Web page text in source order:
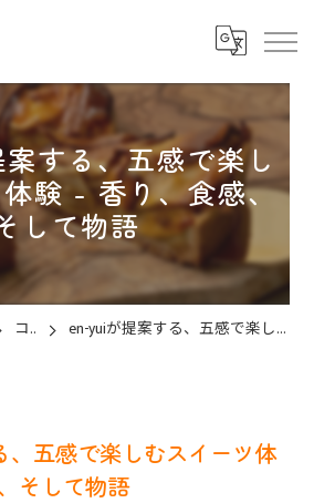
する、五感で楽し
験 - 香り、食感、
して物語
コラム en-yuiが提案する、五感で楽しむスイーツ体験 - 香り、食感、そして物語
、五感で楽しむスイーツ体
そして物語